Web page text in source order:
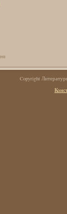
Copyright